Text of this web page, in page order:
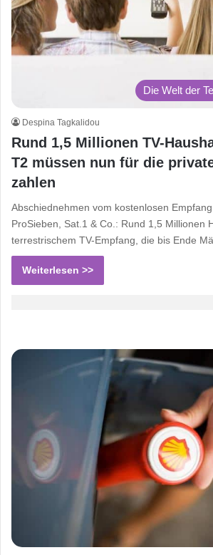
Die Welt der
Despina Tagkalidou
Rund 1,5 Millionen TV-
T2 müssen nun für die
zahlen
Abschiednehmen vom kostenlosen
ProSieben, Sat.1 & Co.: Rund 1,5 Millionen
terrestrischem TV-Empfang, die bis Ende
Weiterlesen >>